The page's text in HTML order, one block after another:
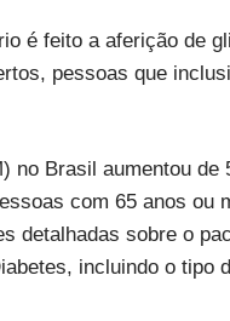
é feito a aferição de
pessoas que
no Brasil aumentou
com 65 anos ou
detalhadas sobre o
incluindo o tipo